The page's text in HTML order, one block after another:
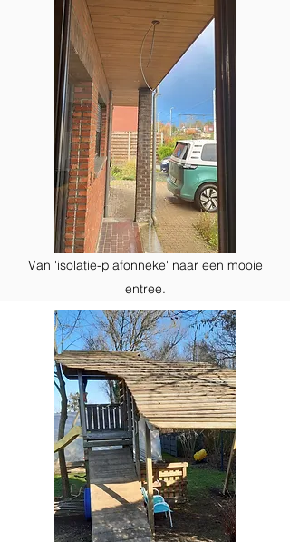
Van 'isolatie-plafonneke' naar een mooie
entree.